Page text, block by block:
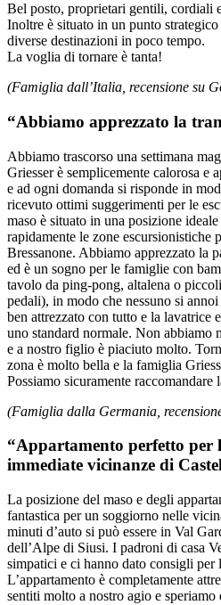
Bel posto, proprietari gentili, cordiali
Inoltre è situato in un punto
diverse destinazioni in poco tempo.
La voglia di tornare è tanta!
(Famiglia dall’Italia, recensione su
“Abbiamo apprezzato la
Abbiamo trascorso una settimana
Griesser è semplicemente calorosa e
e ad ogni domanda si risponde in
ricevuto ottimi suggerimenti per le
maso è situato in una posizione
rapidamente le zone escursionistiche
Bressanone. Abbiamo apprezzato la
ed è un sogno per le famiglie con
tavolo da ping-pong, altalena o
pedali), in modo che nessuno si
ben attrezzato con tutto e la lavatrice
uno standard normale. Non abbiamo
e a nostro figlio è piaciuto molto.
zona è molto bella e la famiglia
Possiamo sicuramente
(Famiglia dalla Germania,
“Appartamento perfetto per
immediate vicinanze di
La posizione del maso e degli
fantastica per un soggiorno nelle
minuti d’auto si può essere in Val
dell’Alpe di Siusi. I padroni di casa
simpatici e ci hanno dato consigli per
L’appartamento è completamente
sentiti molto a nostro agio e